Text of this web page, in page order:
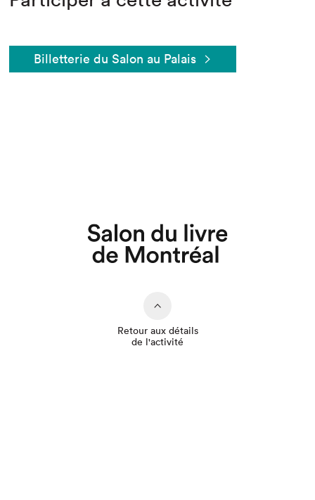
Billetterie du Salon au Palais
Retour aux détails
de l'activité